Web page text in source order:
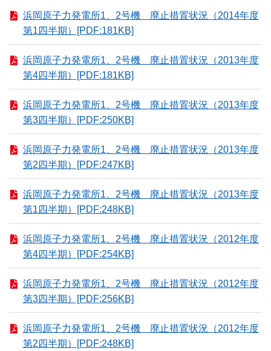
浜岡原子力発電所1、2号機 廃止措置状況（2014年度
第1四半期）[PDF:181KB]
浜岡原子力発電所1、2号機 廃止措置状況（2013年度
第4四半期）[PDF:181KB]
浜岡原子力発電所1、2号機 廃止措置状況（2013年度
第3四半期）[PDF:250KB]
浜岡原子力発電所1、2号機 廃止措置状況（2013年度
第2四半期）[PDF:247KB]
浜岡原子力発電所1、2号機 廃止措置状況（2013年度
第1四半期）[PDF:248KB]
浜岡原子力発電所1、2号機 廃止措置状況（2012年度
第4四半期）[PDF:254KB]
浜岡原子力発電所1、2号機 廃止措置状況（2012年度
第3四半期）[PDF:256KB]
浜岡原子力発電所1、2号機 廃止措置状況（2012年度
第2四半期）[PDF:248KB]